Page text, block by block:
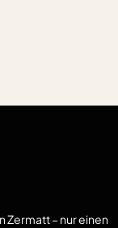
Zermatt – nur einen